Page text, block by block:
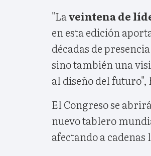
"La veintena de
en esta edición
décadas de
sino también una
al diseño del futuro",
El Congreso se
nuevo tablero
afectando a